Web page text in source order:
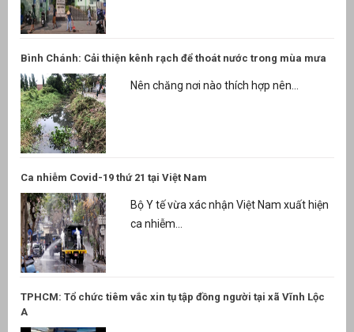
Bình Chánh: Cải thiện kênh rạch để thoát nước trong mùa mưa
Nên chăng nơi nào thích hợp nên...
Ca nhiễm Covid-19 thứ 21 tại Việt Nam
Bộ Y tế vừa xác nhận Việt Nam xuất hiện
ca nhiễm...
TPHCM: Tổ chức tiêm vắc xin tụ tập đồng người tại xã Vĩnh Lộc
A